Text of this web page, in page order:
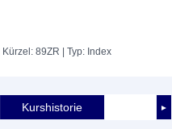
| Kürzel: 89ZR | Typ: Index
►
Kurshistorie